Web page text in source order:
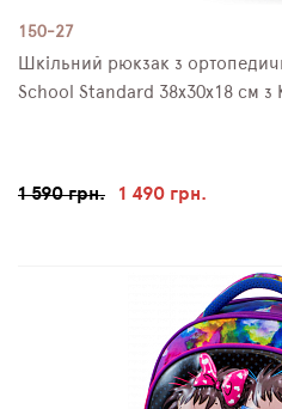
150-27
Шкільний рюкзак з
School Standard 38х30х18 см з
1 590 грн. 1 490 грн.